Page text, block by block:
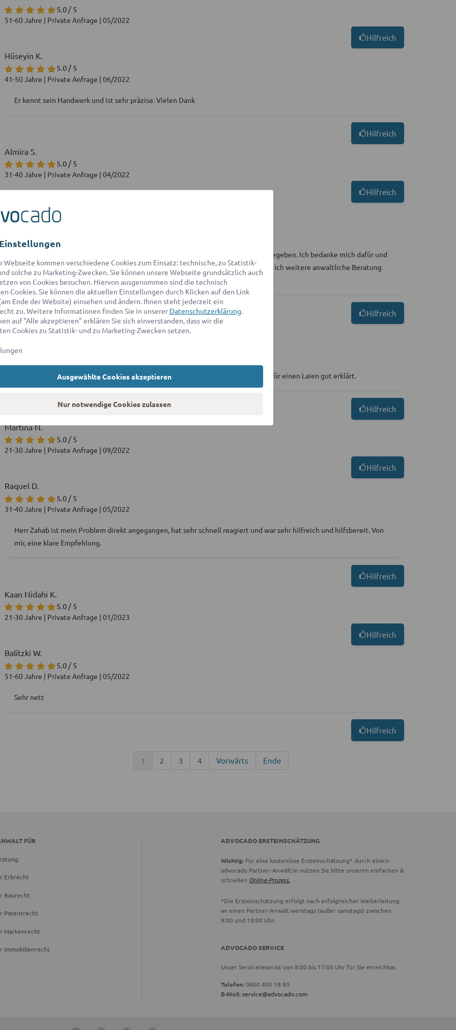
5.0 / 5
51-60 Jahre | Private Anfrage | 05/2022
Hilfreich
Hüseyin K.
5.0 / 5
41-50 Jahre | Private Anfrage | 06/2022
Er kennt sein Handwerk und ist sehr präzise. Vielen Dank
Hilfreich
Almira S.
5.0 / 5
31-40 Jahre | Private Anfrage | 04/2022
Hilfreich
Michael B.
5.0 / 5
Herr RA Zahad hat mir klare Erläuterungen zum Vorgehen bei meinem Problem gegeben. Ich bedanke mich dafür und
kann Herrn Zahad weiterempfehlen. Diese Erstberatung war kostenlos und sollte ich weitere anwaltliche Beratung
benötigen, kann ich das erhaltene...Mehr anzeigen
Hilfreich
michaela A.
41-50 Jahre | Private Anfrage | 04/2022
Sehr kompetent, freundlich und hilfsbereit und ehrlich. Genaue Erläuterung und für einen Laien gut erklärt.
Hilfreich
Martina N.
5.0 / 5
21-30 Jahre | Private Anfrage | 09/2022
Hilfreich
Raquel D.
5.0 / 5
31-40 Jahre | Private Anfrage | 05/2022
Herr Zahab ist mein Problem direkt angegangen, hat sehr schnell reagiert und war sehr hilfreich und hilfsbereit. Von
mir, eine klare Empfehlung.
Hilfreich
Kaan Nidahi K.
5.0 / 5
21-30 Jahre | Private Anfrage | 01/2023
Hilfreich
Balitzki W.
5.0 / 5
51-60 Jahre | Private Anfrage | 05/2022
Sehr nett
Hilfreich
1 2 3 4 Vorwärts Ende
FÜR
Erbrecht
Baurecht
Patentrecht
Markenrecht
Immobilienrecht
ADVOCADO ERSTEINSCHÄTZUNG
Wichtig: Für eine kostenlose Ersteinschätzung* durch eine:n
advocado Partner-Anwält:in nutzen Sie bitte unseren einfachen &
schnellen Online-Prozess.
*Die Ersteinschätzung erfolgt nach erfolgreicher Weiterleitung
an einen Partner-Anwalt werktags (außer samstags) zwischen
9:00 und 18:00 Uhr.
ADVOCADO SERVICE
Unser Serviceteam ist von 8:00 bis 17:00 Uhr für Sie erreichbar.
Telefon:0800 400 18 80
E-Mail:service@advocado.com
Webseite kommen verschiedene Cookies zum Einsatz: technische, zu Statistik-
solche zu Marketing-Zwecken. Sie können unsere Webseite grundsätzlich auch
von Cookies besuchen. Hiervon ausgenommen sind die technisch
Cookies. Sie können die aktuellen Einstellungen durch Klicken auf den Link
Ende der Website) einsehen und ändern. Ihnen steht jederzeit ein
zu. Weitere Informationen finden Sie in unserer Datenschutzerklärung.
auf "Alle akzeptieren" erklären Sie sich einverstanden, dass wir die
Cookies zu Statistik- und zu Marketing-Zwecken setzen.
Ausgewählte Cookies akzeptieren
Nur notwendige Cookies zulassen